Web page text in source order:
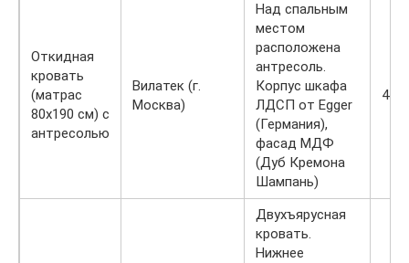
Откидная
кровать
(матрас
80х190 см) с
антресолью
Вилатек (г.
Москва)
Над спальным
местом
расположена
антресоль.
Корпус шкафа
ЛДСП от Egger
(Германия),
фасад МДФ
(Дуб Кремона
Шампань)
Двухъярусная
кровать.
Нижнее